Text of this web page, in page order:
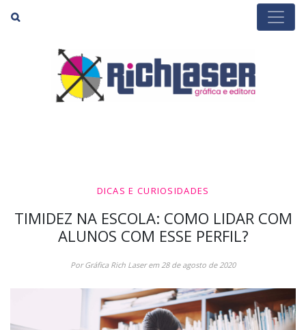
DICAS E CURIOSIDADES
TIMIDEZ NA ESCOLA: COMO LIDAR COM
ALUNOS COM ESSE PERFIL?
Por Gráfica Rich Laser em 28 de agosto de 2020